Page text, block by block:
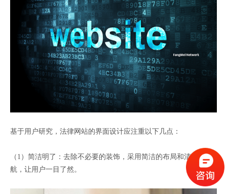
基于用户研究，法律网站的界面设计应注重以下几点：
（1）简洁明了：去除不必要的装饰，采用简洁的布局和清晰的导
航，让用户一目了然。